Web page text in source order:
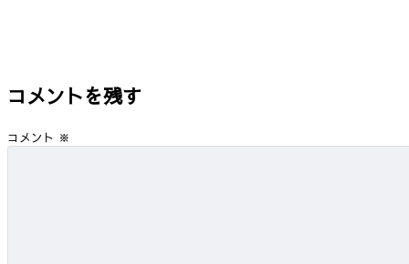
コメントを残す
コメント ※